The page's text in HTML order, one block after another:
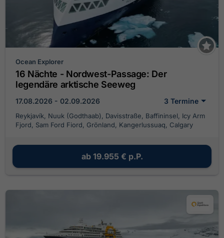
Ocean Explorer
16 Nächte - Nordwest-Passage: Der
legendäre arktische Seeweg
17.08.2026 - 02.09.2026 3 Termine
Reykjavík, Nuuk (Godthaab), Davisstraße, Baffininsel, Icy Arm
Fjord, Sam Ford Fiord, Grönland, Kangerlussuaq, Calgary
ab 19.955 € p.P.